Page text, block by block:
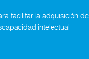
facilitar la adquisición de
intelectual